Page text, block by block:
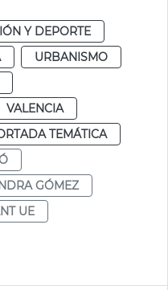
Y DEPORTE
URBANISMO
VALENCIA
TEMÁTICA
GÓMEZ
UE